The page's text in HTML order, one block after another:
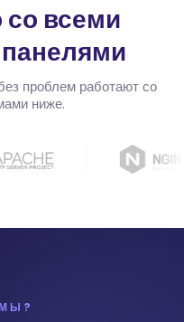
всеми
проблем работают со
ниже.